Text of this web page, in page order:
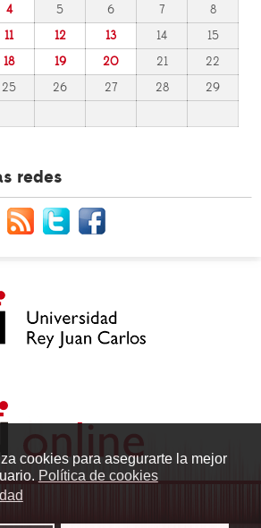
cookies para asegurarte la mejor
Política de cookies
4 5 6 7
8
11 12 13 14
15
18 19 20 21
22
25 26 27 28
29
redes